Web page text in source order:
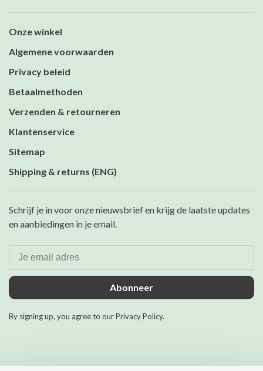
Onze winkel
Algemene voorwaarden
Privacy beleid
Betaalmethoden
Verzenden & retourneren
Klantenservice
Sitemap
Shipping & returns (ENG)
Schrijf je in voor onze nieuwsbrief en krijg de laatste updates
en aanbiedingen in je email.
Abonneer
By signing up, you agree to our Privacy Policy.